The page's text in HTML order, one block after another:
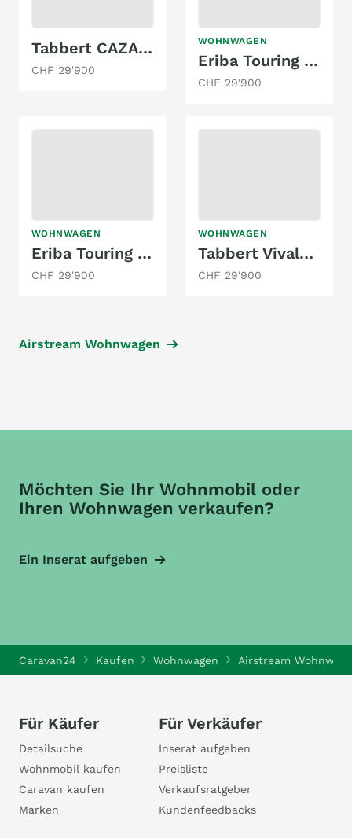
Tabbert CAZADORA 490 TD 2,3 (2025)
CHF 29'900
WOHNWAGEN
Eriba Touring 310 Edition Legend
CHF 29'900
WOHNWAGEN
Eriba Touring 530
CHF 29'900
WOHNWAGEN
Tabbert Vivaldi 685 DF
CHF 29'900
Airstream Wohnwagen
Möchten Sie Ihr Wohnmobil oder
Ihren Wohnwagen verkaufen?
Ein Inserat aufgeben
Caravan24 Kaufen Wohnwagen Airstream
Für Käufer
Detailsuche
Wohnmobil kaufen
Caravan kaufen
Marken
Für Verkäufer
Inserat aufgeben
Preisliste
Verkaufsratgeber
Kundenfeedbacks